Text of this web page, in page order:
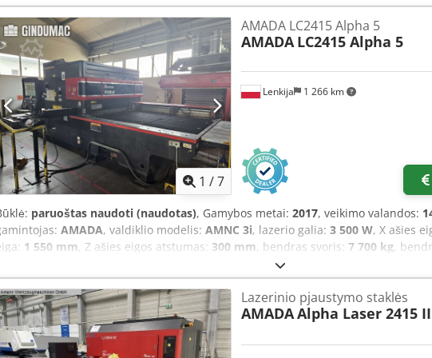
1 /7
Lenkija 1 266 km
AMADA LC2415 Alpha 5
AMADA LC2415 Alpha 5
paruoštas naudoti (naudotas), Gamybos metai: 2017, veikimo valandos:
AMADA, valdiklio modelis: AMNC 3i, lazerio galia: 3 500 W, X ašies
1 550 mm, Z ašies eigos atstumas: 300 mm, bendras svoris: 7 700 kg,
2 630 mm
5“ buvo pagamintas 2017 m. Jo maksimalus apdirbimo plotas yra 5 040 ×
CO₂ lazeris gali pjauti minkštąjį plieną ir nerūdijantį plieną, kurių storis siekia
vienalaikis padavimo greitis siekia 114 m/min, o jos gali apdirbti iki
Jei ieškote aukštos kokybės pjovimo galimybių, apsvarstykite galimybę
5“ CO₂ lazerinio pjovimo stakles. Dėl išsamesnės informacijos susisiekite
Lazerinio pjaustymo staklės
AMADAAlpha Laser 2415